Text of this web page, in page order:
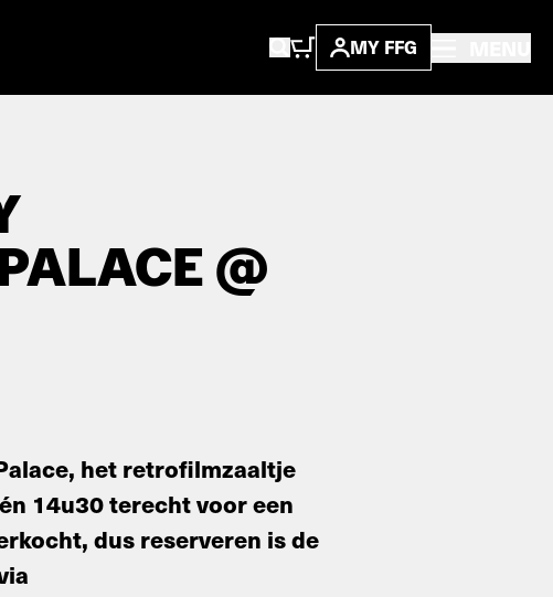
MY FFG
@
het retrofilmzaaltje
14u30 terecht voor een
dus reserveren is de